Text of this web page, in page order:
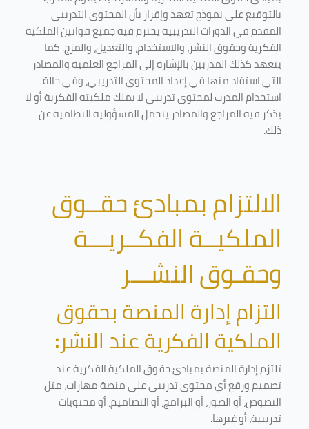
بالتوقيع على نموذج تعهد وإقرار بأن المحتوى التدريبي
المقدم في الدورات التدريبية يحترم فيه جميع قوانين الملكية
الفكرية وحقوق النشر، والاستخدام، والتعديل، والمزج. كما
يتعهد كذلك المدربين بالإشارة إلى المراجع العلمية والمصادر
التي استفاد منها في إعداد المحتوى التدريبي، وفي حالة
استخدام المدرب لمحتوى تدريبي لا يملك ملكيته الفكرية أو لا
يذكر فيه المراجع والمصادر يتحمل المسؤولية النظامية عن
ذلك.
الالتزام بمبادئ حقــوق
الملكيــة الفكــريـــة
وحقـوق النشـــر
التزام إدارة المنصة بحقوق
الملكية الفكرية عند النشر:
تلتزم إدارة المنصة بمبادئ حقوق الملكية الفكرية عند
تصميم ورفع أي محتوى تدريبي على منصة مهارات، مثل
النصوص، أو الصور، أو البرامج، أو التصاميم، أو محتويات
تدريبية، أو غيرها.